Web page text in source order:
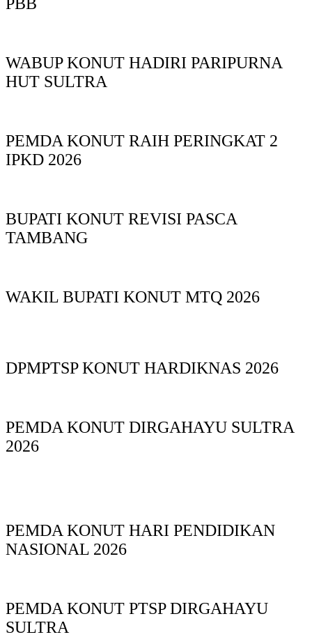
PBB
WABUP KONUT HADIRI PARIPURNA
HUT SULTRA
PEMDA KONUT RAIH PERINGKAT 2
IPKD 2026
BUPATI KONUT REVISI PASCA
TAMBANG
WAKIL BUPATI KONUT MTQ 2026
DPMPTSP KONUT HARDIKNAS 2026
PEMDA KONUT DIRGAHAYU SULTRA
2026
PEMDA KONUT HARI PENDIDIKAN
NASIONAL 2026
PEMDA KONUT PTSP DIRGAHAYU
SULTRA